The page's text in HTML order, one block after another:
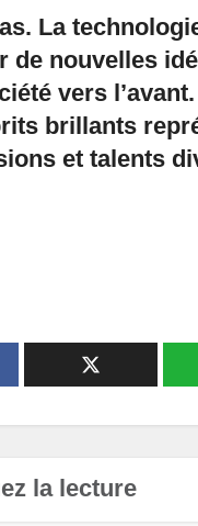
La
de nouvelles
vers
brillants
et talents
la lecture